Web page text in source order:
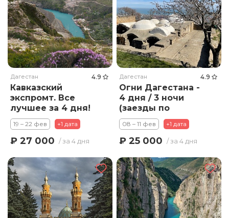
Дагестан 4.9
Кавказский
экспромт. Все
лучшее за 4 дня!
19 – 22 фев +1 дата
₽ 27 000 / за 4 дня
Дагестан 4.9
Огни Дагестана -
4 дня / 3 ночи
(заезды по
средам)
08 – 11 фев +1 дата
₽ 25 000 / за 4 дня